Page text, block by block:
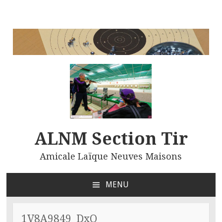
ALNM Section Tir
Amicale Laïque Neuves Maisons
MENU
CONTENU
1V8A9849_DxO